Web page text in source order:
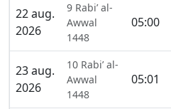
22 aug.
2026
9 Rabi’ al-
Awwal
1448
05:00
23 aug.
2026
10 Rabi’ al-
Awwal
1448
05:01